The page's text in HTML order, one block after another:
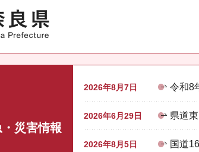
・災害情報
2026年8月7日 令和8
2026年6月29日 県道
2026年8月5日 国道